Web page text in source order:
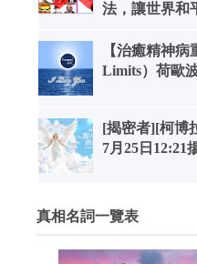
法，讓世界和
【治癒精神
Limits）荷歐
[揭密者][柯博
7月25日12:21
真相名詞一覽表